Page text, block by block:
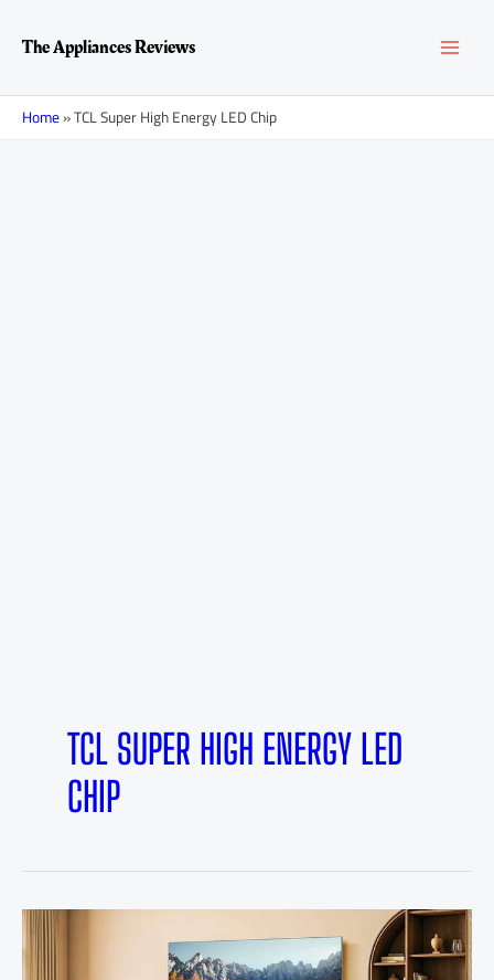
содержимому
The Appliances Reviews
Home»TCL Super High Energy LED Chip
TCL SUPER HIGH ENERGY LED
CHIP